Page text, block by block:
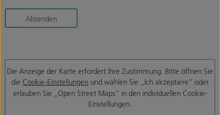
Absenden
Die Anzeige der Karte erfordert Ihre Zustimmung. Bitte öffnen Sie
die Cookie-Einstellungen und wählen Sie „Ich akzeptiere“ oder
erlauben Sie „Open Street Maps“ in den individuellen Cookie-
Einstellungen.